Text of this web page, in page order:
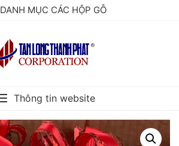
DANH MỤC CÁC HỘP GỖ
Thông tin website